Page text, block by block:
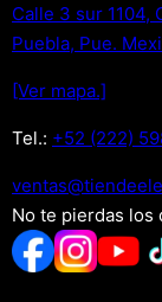
Calle 3 sur 1104,
Puebla, Pue.
[Ver mapa.]
Tel.: +52 (222)
No te pierdas los